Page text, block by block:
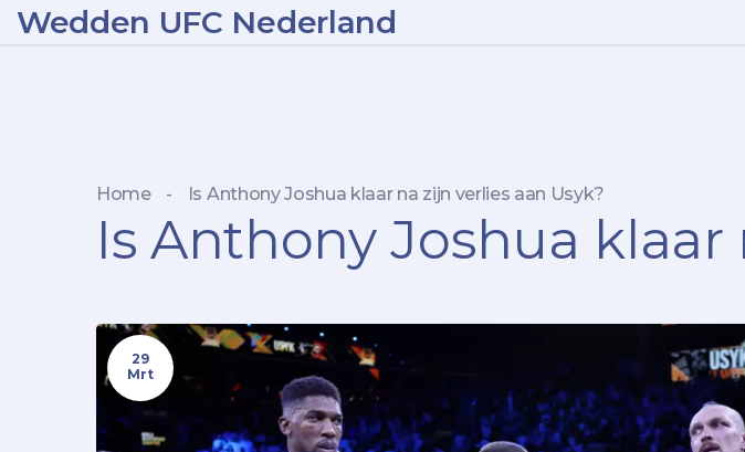
Wedden UFC Nederland
Home - Is Anthony Joshua klaar na zijn verlies aan Usyk?
Is Anthony Joshua klaar
29
Mrt